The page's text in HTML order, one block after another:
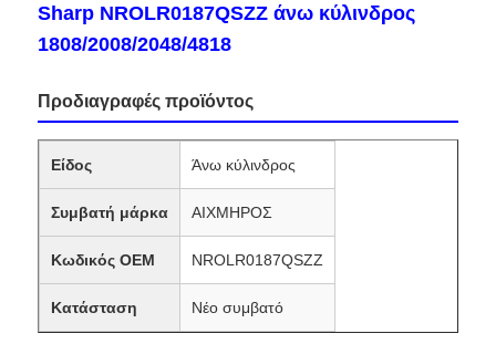
Sharp NROLR0187QSZZ άνω κύλινδρος
1808/2008/2048/4818
Προδιαγραφές προϊόντος
Είδος Άνω κύλινδρος
Συμβατή μάρκα ΑΙΧΜΗΡΟΣ
Κωδικός OEM NROLR0187QSZZ
Κατάσταση Νέο συμβατό